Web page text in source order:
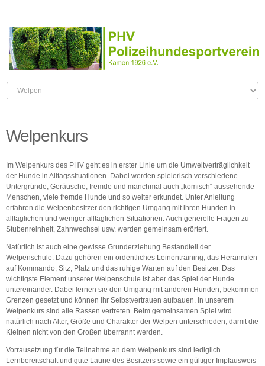
Welpenkurs
Im Welpenkurs des PHV geht es in erster Linie um die Umweltverträglichkeit
der Hunde in Alltagssituationen. Dabei werden spielerisch verschiedene
Untergründe, Geräusche, fremde und manchmal auch „komisch“ aussehende
Menschen, viele fremde Hunde und so weiter erkundet. Unter Anleitung
erfahren die Welpenbesitzer den richtigen Umgang mit ihren Hunden in
alltäglichen und weniger alltäglichen Situationen. Auch generelle Fragen zu
Stubenreinheit, Zahnwechsel usw. werden gemeinsam erörtert.
Natürlich ist auch eine gewisse Grunderziehung Bestandteil der
Welpenschule. Dazu gehören ein ordentliches Leinentraining, das Heranrufen
auf Kommando, Sitz, Platz und das ruhige Warten auf den Besitzer. Das
wichtigste Element unserer Welpenschule ist aber das Spiel der Hunde
untereinander. Dabei lernen sie den Umgang mit anderen Hunden, bekommen
Grenzen gesetzt und können ihr Selbstvertrauen aufbauen. In unserem
Welpenkurs sind alle Rassen vertreten. Beim gemeinsamen Spiel wird
natürlich nach Alter, Größe und Charakter der Welpen unterschieden, damit die
Kleinen nicht von den Großen überrannt werden.
Vorrausetzung für die Teilnahme an dem Welpenkurs sind lediglich
Lernbereitschaft und gute Laune des Besitzers sowie ein gültiger Impfausweis